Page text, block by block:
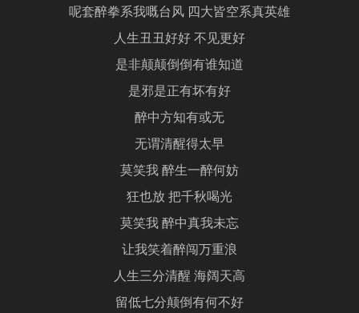
呢套醉拳系我嘅台风 四大皆空系真英雄
人生丑丑好好 不见更好
是非颠颠倒倒有谁知道
是邪是正有坏有好
醉中方知有或无
无谓清醒得太早
莫笑我 醉生一醉何妨
狂也放 把千秋喝光
莫笑我 醉中真我未忘
让我笑着醉闯万重浪
人生三分清醒 海阔天高
留低七分颠倒有何不好